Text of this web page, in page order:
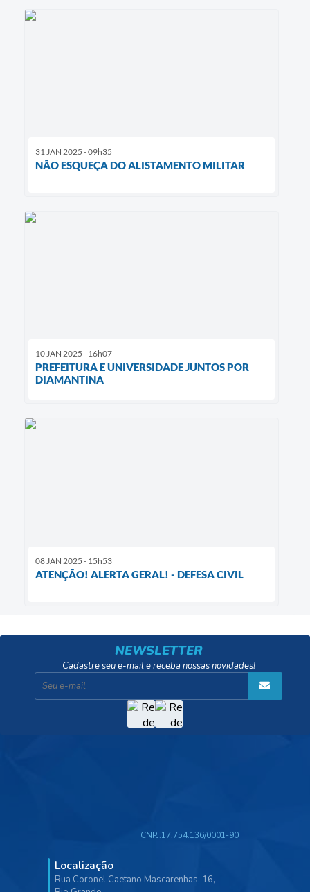
31 JAN 2025 - 09h35
NÃO ESQUEÇA DO ALISTAMENTO MILITAR
10 JAN 2025 - 16h07
PREFEITURA E UNIVERSIDADE JUNTOS POR
DIAMANTINA
08 JAN 2025 - 15h53
ATENÇÃO! ALERTA GERAL! - DEFESA CIVIL
NEWSLETTER
Cadastre seu e-mail e receba nossas novidades!
Localização
Rua Coronel Caetano Mascarenhas, 16,
CNPJ:17.754.136/0001-90